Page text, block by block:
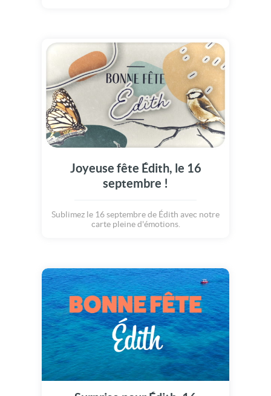
Joyeuse fête Édith, le 16
septembre !
Sublimez le 16 septembre de Édith avec notre
carte pleine d'émotions.